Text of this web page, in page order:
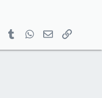
PinterestTumblrWhatsApp
Email Link